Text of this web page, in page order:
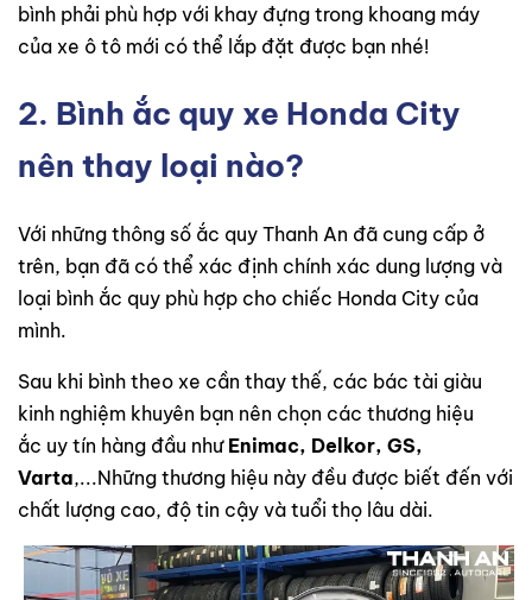
bình phải phù hợp với khay đựng trong khoang máy
của xe ô tô mới có thể lắp đặt được bạn nhé!
2. Bình ắc quy xe Honda City
nên thay loại nào?
Với những thông số ắc quy Thanh An đã cung cấp ở
trên, bạn đã có thể xác định chính xác dung lượng và
loại bình ắc quy phù hợp cho chiếc Honda City của
mình.
Sau khi bình theo xe cần thay thế, các bác tài giàu
kinh nghiệm khuyên bạn nên chọn các thương hiệu
ắc uy tín hàng đầu như Enimac, Delkor, GS,
Varta,...Những thương hiệu này đều được biết đến với
chất lượng cao, độ tin cậy và tuổi thọ lâu dài.